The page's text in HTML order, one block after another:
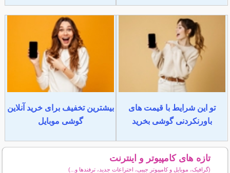
تو این شرایط با قیمت های
باورنکردنی گوشی بخرید
بیشترین تخفیف برای خرید آنلاین
گوشی موبایل
تازه های کامپیوتر و اینترنت
(گرافیک، موبایل و کامپیوتر جیبی، اختراعات جدید، ترفندها و...)